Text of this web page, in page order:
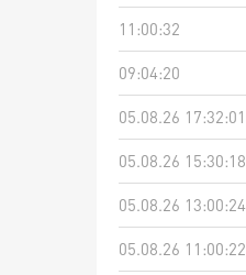
11:00:32
09:04:20
05.08.26 17:32:01
05.08.26 15:30:18
05.08.26 13:00:24
05.08.26 11:00:22